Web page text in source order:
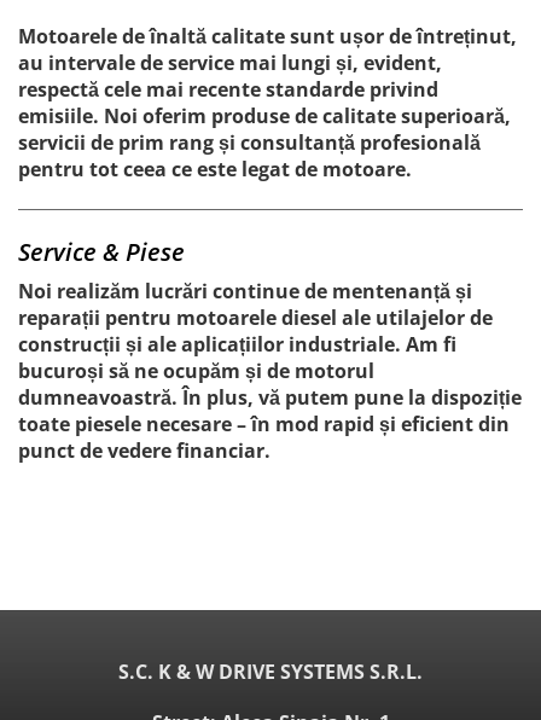
Motoarele de înaltă calitate sunt ușor de întreținut,
au intervale de service mai lungi și, evident,
respectă cele mai recente standarde privind
emisiile. Noi oferim produse de calitate superioară,
servicii de prim rang și consultanță profesională
pentru tot ceea ce este legat de motoare.
Service & Piese
Noi realizăm lucrări continue de mentenanță și
reparații pentru motoarele diesel ale utilajelor de
construcții și ale aplicațiilor industriale. Am fi
bucuroși să ne ocupăm și de motorul
dumneavoastră. În plus, vă putem pune la dispoziție
toate piesele necesare – în mod rapid și eficient din
punct de vedere financiar.
S.C. K & W DRIVE SYSTEMS S.R.L.